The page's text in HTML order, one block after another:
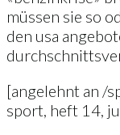
müssen sie so
den usa
[angelehnt an /
sport, heft 14,